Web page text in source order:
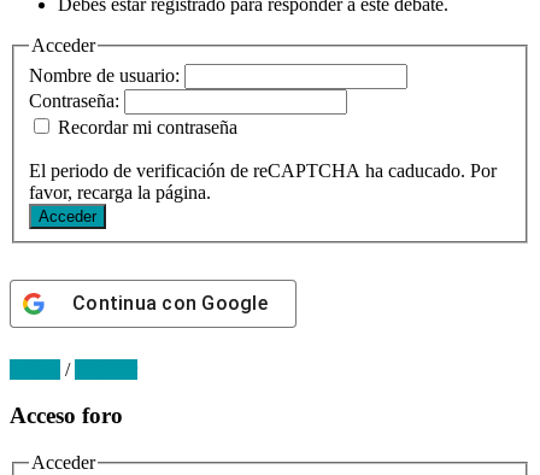
Debes estar registrado para responder a este debate.
Acceder
Nombre de usuario:
Contraseña:
Recordar mi contraseña
El periodo de verificación de reCAPTCHA ha caducado. Por
favor, recarga la página.
Acceder
Continua con Google
/
Primary
Sidebar
Acceso foro
Acceder